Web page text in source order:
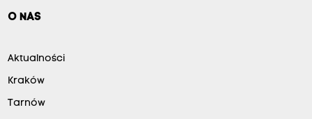
O NAS
Aktualności
Kraków
Tarnów